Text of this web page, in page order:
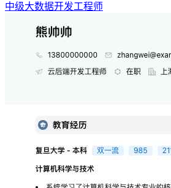
中级大数据开发工程师